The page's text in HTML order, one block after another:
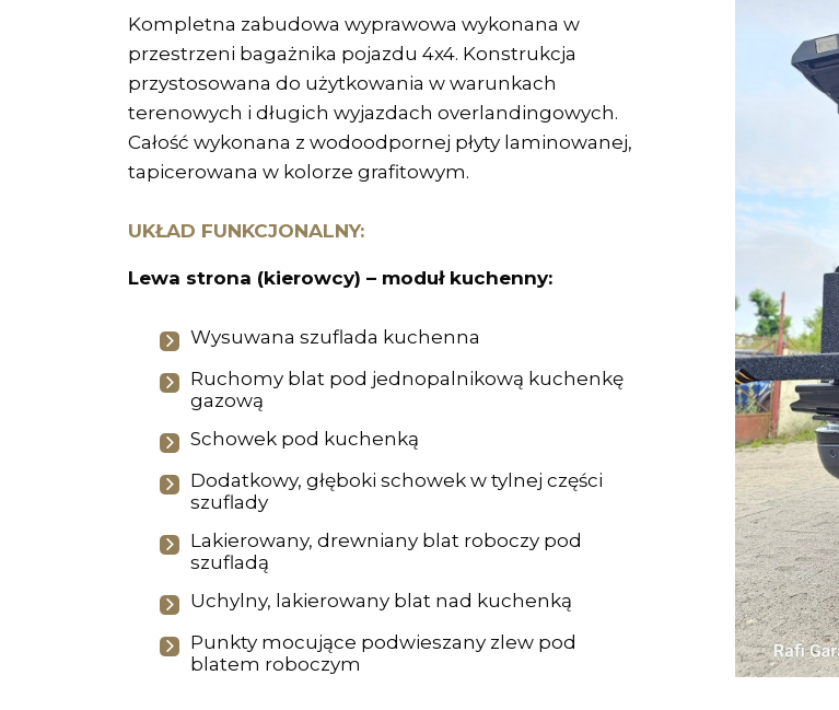
Kompletna zabudowa wyprawowa wykonana w
przestrzeni bagażnika pojazdu 4x4. Konstrukcja
przystosowana do użytkowania w warunkach
terenowych i długich wyjazdach overlandingowych.
Całość wykonana z wodoodpornej płyty laminowanej,
tapicerowana w kolorze grafitowym.
UKŁAD FUNKCJONALNY:
Lewa strona (kierowcy) – moduł kuchenny:
Wysuwana szuflada kuchenna
Ruchomy blat pod jednopalnikową kuchenkę
gazową
Schowek pod kuchenką
Dodatkowy, głęboki schowek w tylnej części
szuflady
Lakierowany, drewniany blat roboczy pod
szufladą
Uchylny, lakierowany blat nad kuchenką
Punkty mocujące podwieszany zlew pod
blatem roboczym